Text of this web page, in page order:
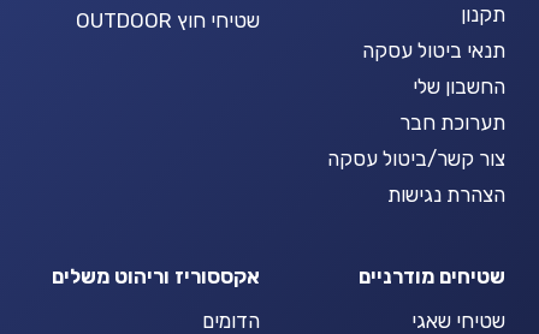
תקנון
תנאי ביטול עסקה
החשבון שלי
תערוכת חבר
צור קשר/ביטול עסקה
הצהרת נגישות
שטיחי חוץ OUTDOOR
שטיחים מודרניים
שטיחי שאגי
אקססוריז וריהוט משלים
הדומים